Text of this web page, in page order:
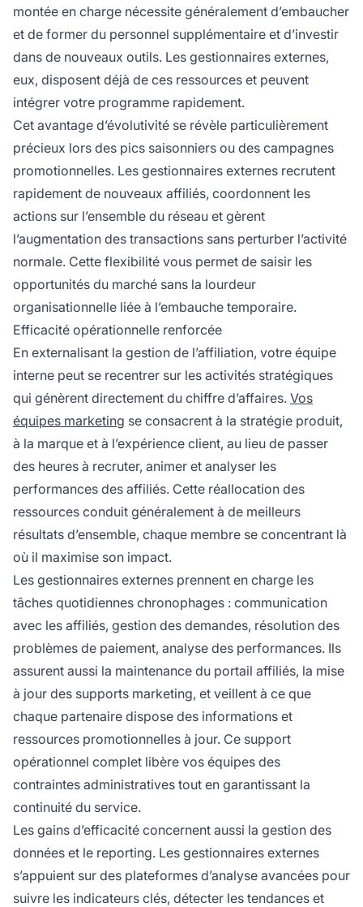
montée en charge nécessite généralement d’embaucher
et de former du personnel supplémentaire et d’investir
dans de nouveaux outils. Les gestionnaires externes,
eux, disposent déjà de ces ressources et peuvent
intégrer votre programme rapidement.
Cet avantage d’évolutivité se révèle particulièrement
précieux lors des pics saisonniers ou des campagnes
promotionnelles. Les gestionnaires externes recrutent
rapidement de nouveaux affiliés, coordonnent les
actions sur l’ensemble du réseau et gèrent
l’augmentation des transactions sans perturber l’activité
normale. Cette flexibilité vous permet de saisir les
opportunités du marché sans la lourdeur
organisationnelle liée à l’embauche temporaire.
Efficacité opérationnelle renforcée
En externalisant la gestion de l’affiliation, votre équipe
interne peut se recentrer sur les activités stratégiques
qui génèrent directement du chiffre d’affaires. Vos
équipes marketing se consacrent à la stratégie produit,
à la marque et à l’expérience client, au lieu de passer
des heures à recruter, animer et analyser les
performances des affiliés. Cette réallocation des
ressources conduit généralement à de meilleurs
résultats d’ensemble, chaque membre se concentrant là
où il maximise son impact.
Les gestionnaires externes prennent en charge les
tâches quotidiennes chronophages : communication
avec les affiliés, gestion des demandes, résolution des
problèmes de paiement, analyse des performances. Ils
assurent aussi la maintenance du portail affiliés, la mise
à jour des supports marketing, et veillent à ce que
chaque partenaire dispose des informations et
ressources promotionnelles à jour. Ce support
opérationnel complet libère vos équipes des
contraintes administratives tout en garantissant la
continuité du service.
Les gains d’efficacité concernent aussi la gestion des
données et le reporting. Les gestionnaires externes
s’appuient sur des plateformes d’analyse avancées pour
suivre les indicateurs clés, détecter les tendances et